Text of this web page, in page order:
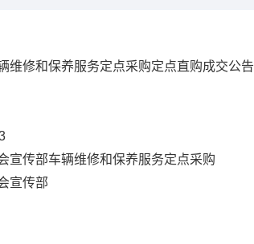
维修和保养服务定点采购定点直购成交公告
宣传部车辆维修和保养服务定点采购
宣传部